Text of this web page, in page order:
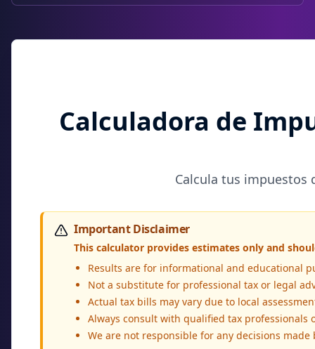
Calculadora de
Calcula tus impuestos
Important Disclaimer
This calculator provides estimates only and
Results are for informational and educational
Not a substitute for professional tax or legal
Actual tax bills may vary due to local
Always consult with qualified tax
We are not responsible for any decisions made